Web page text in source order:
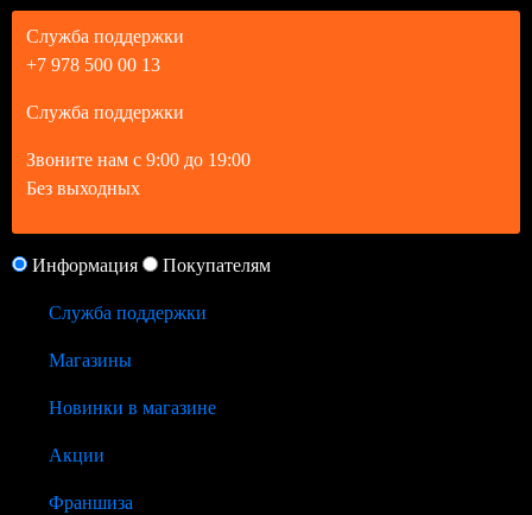
Служба поддержки
+7 978 500 00 13
Служба поддержки
Звоните нам с 9:00 до 19:00
Без выходных
Информация Покупателям
Служба поддержки
Магазины
Новинки в магазине
Акции
Франшиза